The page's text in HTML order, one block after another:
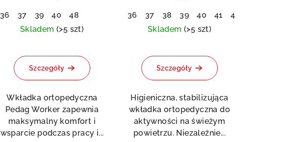
44/45
46/48
36 37 39 40
48
Skladem (>5 szt)
ocena
produktu
wynosi
5,0
na
5
gwiazdek.
Szczegóły
Wkładka ortopedyczna
Pedag Worker zapewnia
maksymalny komfort i
wsparcie podczas pracy i...
36 37 38 39 40 41 42
Skladem (>5 szt)
ocena
produktu
wynosi
5,0
na
5
gwiazdek.
Szczegóły
Higieniczna, stabilizująca
wkładka ortopedyczna do
aktywności na świeżym
powietrzu. Niezależnie...